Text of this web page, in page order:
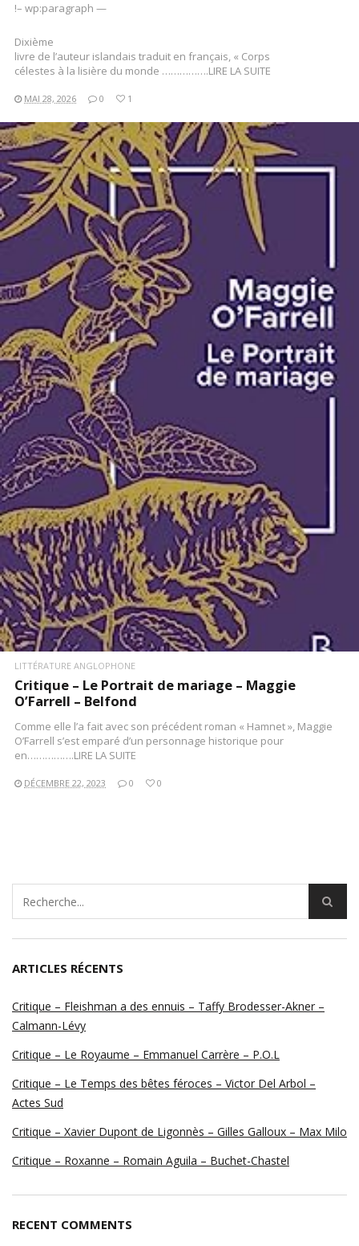
!– wp:paragraph —
Dixième
livre de l’auteur islandais traduit en français, « Corps
célestes à la lisière du monde …………….LIRE LA SUITE
MAI 28, 2026 0 1
LITTÉRATURE ANGLOPHONE
Critique – Le Portrait de mariage – Maggie
O’Farrell – Belfond
Comme elle l’a fait avec son précédent roman « Hamnet », Maggie
O’Farrell s’est emparé d’un personnage historique pour
en…………….LIRE LA SUITE
DÉCEMBRE 22, 2023 0 0
ARTICLES RÉCENTS
Critique – Fleishman a des ennuis – Taffy Brodesser-Akner –
Calmann-Lévy
Critique – Le Royaume – Emmanuel Carrère – P.O.L
Critique – Le Temps des bêtes féroces – Victor Del Arbol –
Actes Sud
Critique – Xavier Dupont de Ligonnès – Gilles Galloux – Max Milo
Critique – Roxanne – Romain Aguila – Buchet-Chastel
RECENT COMMENTS